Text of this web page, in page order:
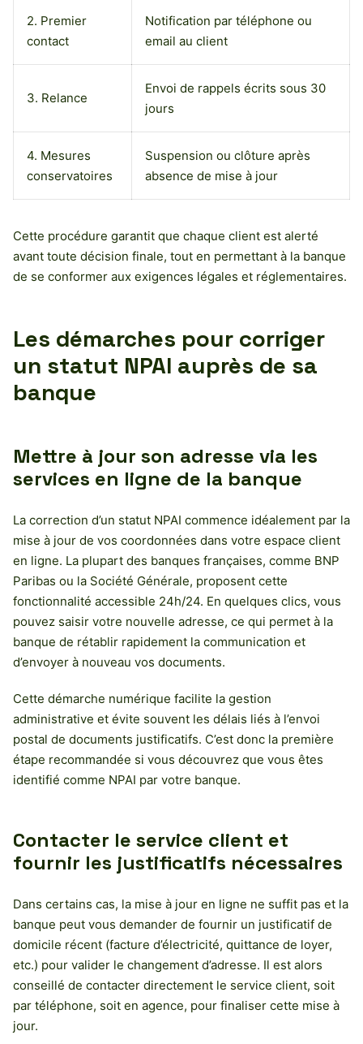
2. Premier
contact
Notification par téléphone ou
email au client
3. Relance
Envoi de rappels écrits sous 30
jours
4. Mesures
conservatoires
Suspension ou clôture après
absence de mise à jour
Cette procédure garantit que chaque client est alerté
avant toute décision finale, tout en permettant à la banque
de se conformer aux exigences légales et réglementaires.
Les démarches pour corriger
un statut NPAI auprès de sa
banque
Mettre à jour son adresse via les
services en ligne de la banque
La correction d’un statut NPAI commence idéalement par la
mise à jour de vos coordonnées dans votre espace client
en ligne. La plupart des banques françaises, comme BNP
Paribas ou la Société Générale, proposent cette
fonctionnalité accessible 24h/24. En quelques clics, vous
pouvez saisir votre nouvelle adresse, ce qui permet à la
banque de rétablir rapidement la communication et
d’envoyer à nouveau vos documents.
Cette démarche numérique facilite la gestion
administrative et évite souvent les délais liés à l’envoi
postal de documents justificatifs. C’est donc la première
étape recommandée si vous découvrez que vous êtes
identifié comme NPAI par votre banque.
Contacter le service client et
fournir les justificatifs nécessaires
Dans certains cas, la mise à jour en ligne ne suffit pas et la
banque peut vous demander de fournir un justificatif de
domicile récent (facture d’électricité, quittance de loyer,
etc.) pour valider le changement d’adresse. Il est alors
conseillé de contacter directement le service client, soit
par téléphone, soit en agence, pour finaliser cette mise à
jour.